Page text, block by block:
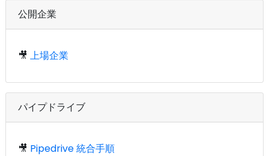
公開企業
🎥 上場企業
パイプドライブ
🎥 Pipedrive 統合手順